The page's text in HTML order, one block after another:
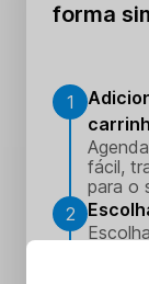
forma
1
fácil,
para o
2